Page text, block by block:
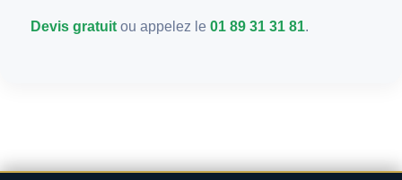
Devis gratuit ou appelez le 01 89 31 31 81.